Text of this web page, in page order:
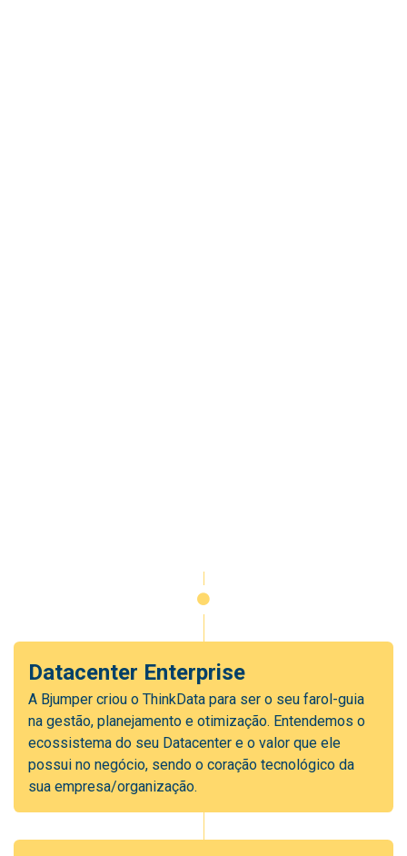
Datacenter Enterprise
A Bjumper criou o ThinkData para ser o seu farol-guia
na gestão, planejamento e otimização. Entendemos o
ecossistema do seu Datacenter e o valor que ele
possui no negócio, sendo o coração tecnológico da
sua empresa/organização.